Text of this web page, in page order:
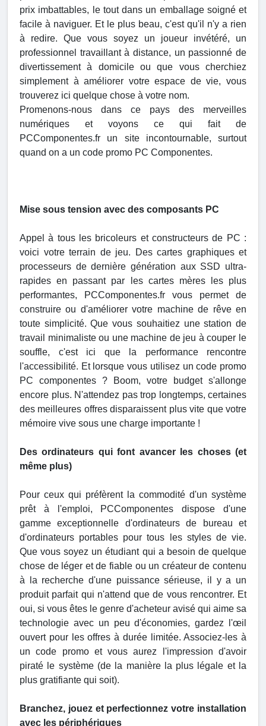
prix imbattables, le tout dans un emballage soigné et
facile à naviguer. Et le plus beau, c'est qu'il n'y a rien
à redire. Que vous soyez un joueur invétéré, un
professionnel travaillant à distance, un passionné de
divertissement à domicile ou que vous cherchiez
simplement à améliorer votre espace de vie, vous
trouverez ici quelque chose à votre nom.
Promenons-nous dans ce pays des merveilles
numériques et voyons ce qui fait de
PCComponentes.fr un site incontournable, surtout
quand on a un code promo PC Componentes.
Mise sous tension avec des composants PC
Appel à tous les bricoleurs et constructeurs de PC :
voici votre terrain de jeu. Des cartes graphiques et
processeurs de dernière génération aux SSD ultra-
rapides en passant par les cartes mères les plus
performantes, PCComponentes.fr vous permet de
construire ou d'améliorer votre machine de rêve en
toute simplicité. Que vous souhaitiez une station de
travail minimaliste ou une machine de jeu à couper le
souffle, c'est ici que la performance rencontre
l'accessibilité. Et lorsque vous utilisez un code promo
PC componentes ? Boom, votre budget s'allonge
encore plus. N'attendez pas trop longtemps, certaines
des meilleures offres disparaissent plus vite que votre
mémoire vive sous une charge importante !
Des ordinateurs qui font avancer les choses (et
même plus)
Pour ceux qui préfèrent la commodité d'un système
prêt à l'emploi, PCComponentes dispose d'une
gamme exceptionnelle d'ordinateurs de bureau et
d'ordinateurs portables pour tous les styles de vie.
Que vous soyez un étudiant qui a besoin de quelque
chose de léger et de fiable ou un créateur de contenu
à la recherche d'une puissance sérieuse, il y a un
produit parfait qui n'attend que de vous rencontrer. Et
oui, si vous êtes le genre d'acheteur avisé qui aime sa
technologie avec un peu d'économies, gardez l'œil
ouvert pour les offres à durée limitée. Associez-les à
un code promo et vous aurez l'impression d'avoir
piraté le système (de la manière la plus légale et la
plus gratifiante qui soit).
Branchez, jouez et perfectionnez votre installation
avec les périphériques